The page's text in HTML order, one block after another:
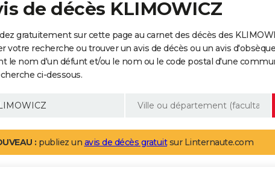
de décès KLIMOWICZ
gratuitement sur cette page au carnet des décès des
votre recherche ou trouver un avis de décès ou un avis
le nom d'un défunt et/ou le nom ou le code postal d'une
ci-dessous.
: publiez un avis de décès gratuitsur Linternaute.com